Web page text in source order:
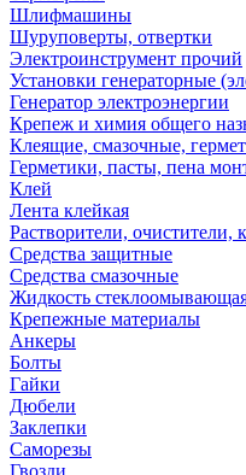
Шлифмашины
Шуруповерты, отвертки
Электроинструмент прочий
Установки генераторные
Генератор электроэнергии
Крепеж и химия общего
Клеящие, смазочные,
Герметики, пасты, пена
Клей
Лента клейкая
Растворители, очистители,
Средства защитные
Средства смазочные
Жидкость
Крепежные материалы
Анкеры
Болты
Гайки
Дюбели
Заклепки
Саморезы
Гвозди